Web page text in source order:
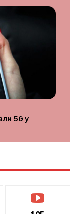
5G у